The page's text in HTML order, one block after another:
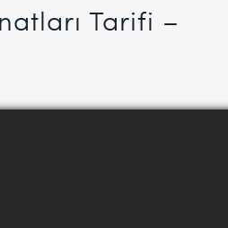
Tarifi –